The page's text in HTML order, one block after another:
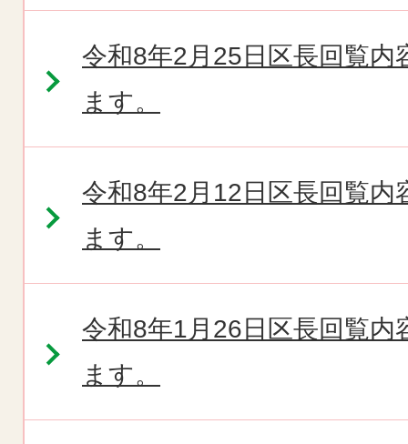
令和8年2月25日区長回覧
ます。
令和8年2月12日区長回覧
ます。
令和8年1月26日区長回覧
ます。